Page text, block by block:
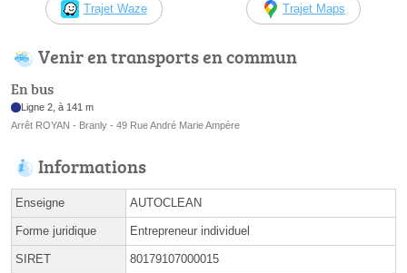
Trajet Waze Trajet Maps
Venir en transports en commun
En bus
Ligne 2, à 141 m
Arrêt ROYAN - Branly - 49 Rue André Marie Ampère
Informations
Enseigne AUTOCLEAN
Forme juridique Entrepreneur individuel
SIRET 80179107000015